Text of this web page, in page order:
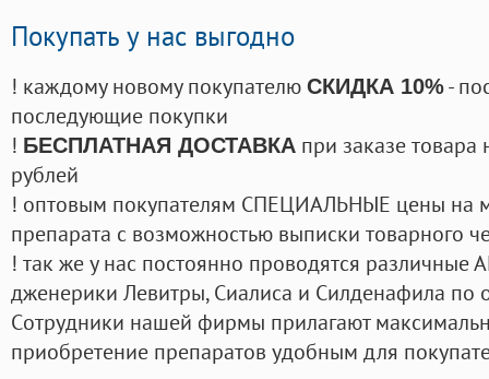
Покупать у нас выгодно
! каждому новому покупателю СКИДКА 10%-
последующие покупки
! БЕСПЛАТНАЯ ДОСТАВКА при заказе
рублей
! оптовым покупателям СПЕЦИАЛЬНЫЕ цены на
препарата с возможностью выписки товарного
! так же у нас постоянно проводятся
дженерики Левитры, Сиалиса и Силденафила по
Cотрудники нашей фирмы прилагают
приобретение препаратов удобным для